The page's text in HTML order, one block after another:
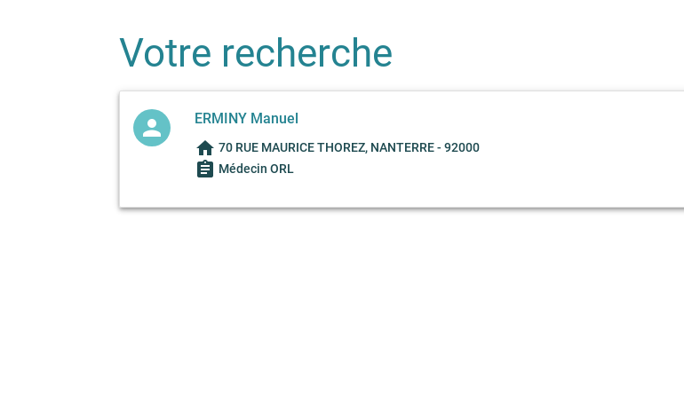
Votre recherche
person ERMINY Manuel
home 70 RUE MAURICE THOREZ, NANTERRE - 92000
assignment Médecin ORL